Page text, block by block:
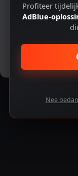
functies en
Profiteer
AdBlue-
Nee